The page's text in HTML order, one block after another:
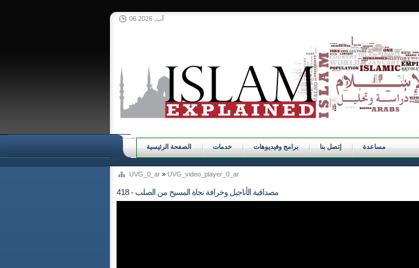
06 آب, 2026
الصفحة الرئيسية خدمات برامج وفيديوهات إتصل بنا مساعدة
UVG_0_ar » UVG_video_player_0_ar
418 - مصداقية الأناجيل وخرافة نجاة المسيح من الصلب